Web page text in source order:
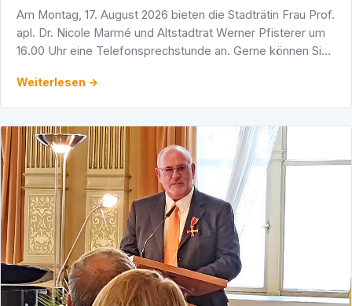
Am Montag, 17. August 2026 bieten die Stadträtin Frau Prof.
apl. Dr. Nicole Marmé und Altstadtrat Werner Pfisterer um
16.00 Uhr eine Telefonsprechstunde an. Gerne können Sie
Weiterlesen →